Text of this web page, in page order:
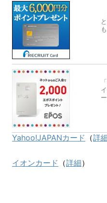
Yahoo!JAPANカード （詳
イオンカード （詳細）